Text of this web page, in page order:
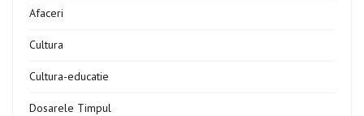
Afaceri
Cultura
Cultura-educatie
Dosarele Timpul